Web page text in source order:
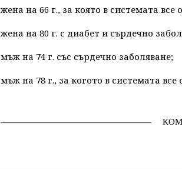
жена на 66 г., за която в системата
жена на 80 г. с диабет и сърдечно
мъж на 74 г. със сърдечно заболяване;
мъж на 78 г., за когото в системата